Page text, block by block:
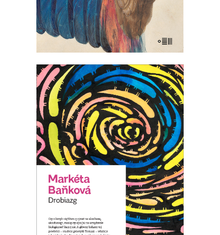
[EBOOK] Drobiazg. Miłość w
czasach genetyki
Tomáš zaczyna traktować każdego
człowieka jak maszynę – nosiciela DNA.
Zamiast ludzi, dostrzega jedynie
zestawy genów. Nawet ciało ukochanej
staje się dla niego przede wszystkim
„workiem na geny”…
39.00 19.50zł